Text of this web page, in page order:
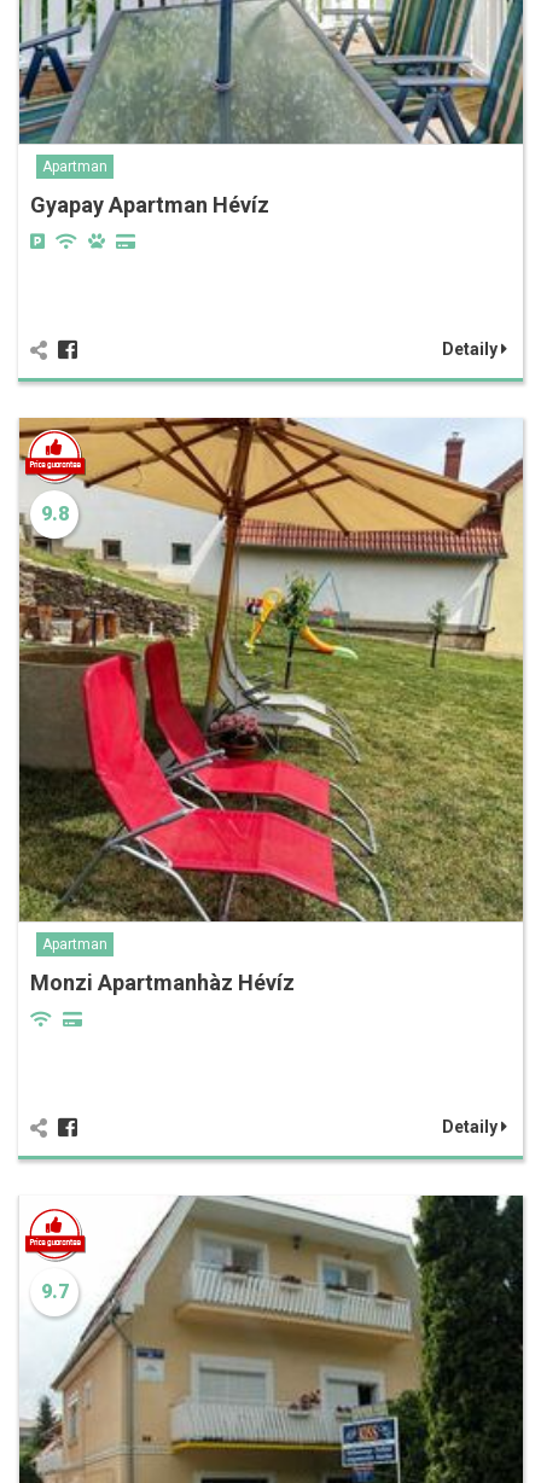
Apartman
Gyapay Apartman Hévíz
Detaily
9.8
Apartman
Monzi Apartmanhàz Hévíz
Detaily
9.7